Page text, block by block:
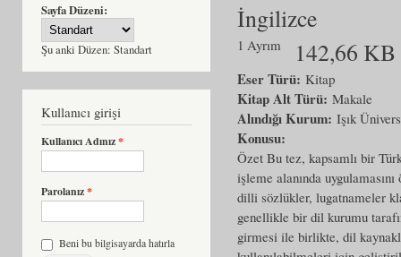
Sayfa Düzeni:
Şu anki Düzen: Standart
Kullanıcı girişi
Kullanıcı Adınız*
Parolanız*
Beni bu bilgisayarda hatırla
İngilizce
1 Ayrım 142,66 KB
Eser Türü: Kitap
Kitap Alt Türü: Makale
Alındığı Kurum: Işık
Konusu:
Özet Bu tez, kapsamlı bir
işleme alanında
dilli sözlükler, lugatnameler
genellikle bir dil kurumu
girmesi ile birlikte, dil